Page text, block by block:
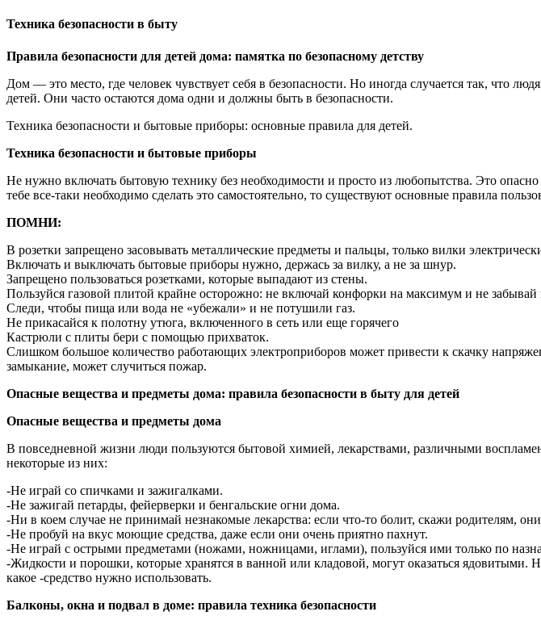
Техника безопасности в быту
Правила безопасности для детей дома: памятка по безопасному детству
Дом — это место, где человек чувствует себя в безопасности. Но иногда случается так, что
детей. Они часто остаются дома одни и должны быть в безопасности.
Техника безопасности и бытовые приборы: основные правила для детей.
Техника безопасности и бытовые приборы
Не нужно включать бытовую технику без необходимости и просто из любопытства. Это
тебе все-таки необходимо сделать это самостоятельно, то существуют основные правила
ПОМНИ:
В розетки запрещено засовывать металлические предметы и пальцы, только вилки
Включать и выключать бытовые приборы нужно, держась за вилку, а не за шнур.
Запрещено пользоваться розетками, которые выпадают из стены.
Пользуйся газовой плитой крайне осторожно: не включай конфорки на максимум и не
Следи, чтобы пища или вода не «убежали» и не потушили газ.
Не прикасайся к полотну утюга, включенного в сеть или еще горячего
Кастрюли с плиты бери с помощью прихваток.
Слишком большое количество работающих электроприборов может привести к скачку
замыкание, может случиться пожар.
Опасные вещества и предметы дома: правила безопасности в быту для детей
Опасные вещества и предметы дома
В повседневной жизни люди пользуются бытовой химией, лекарствами, различными
некоторые из них:
-Не играй со спичками и зажигалками.
-Не зажигай петарды, фейерверки и бенгальские огни дома.
-Ни в коем случае не принимай незнакомые лекарства: если что-то болит, скажи родителям,
-Не пробуй на вкус моющие средства, даже если они очень приятно пахнут.
-Не играй с острыми предметами (ножами, ножницами, иглами), пользуйся ими только по
-Жидкости и порошки, которые хранятся в ванной или кладовой, могут оказаться
какое -средство нужно использовать.
Балконы, окна и подвал в доме: правила техника безопасности